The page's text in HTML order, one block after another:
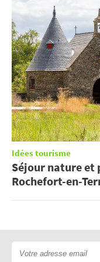
Idées tourisme
Séjour nature et
Rochefort-en-